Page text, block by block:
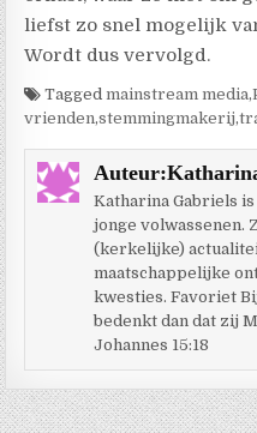
liefst zo snel mogelijk
Wordt dus vervolgd.
Taggedmainstream media,
vrienden,stemmingmakerij,
Auteur:
Katharina Gabriels
jonge volwassenen.
(kerkelijke)
maatschappelijke
kwesties. Favoriet
bedenkt dan dat zij
Johannes 15:18